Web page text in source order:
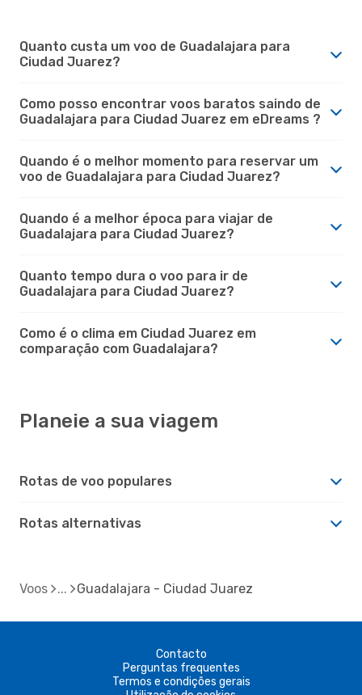
Quanto custa um voo de Guadalajara para
Ciudad Juarez?
Como posso encontrar voos baratos saindo de
Guadalajara para Ciudad Juarez em eDreams ?
Quando é o melhor momento para reservar um
voo de Guadalajara para Ciudad Juarez?
Quando é a melhor época para viajar de
Guadalajara para Ciudad Juarez?
Quanto tempo dura o voo para ir de
Guadalajara para Ciudad Juarez?
Como é o clima em Ciudad Juarez em
comparação com Guadalajara?
Planeie a sua viagem
Rotas de voo populares
Rotas alternativas
Voos Guadalajara - Ciudad Juarez
Contacto
Perguntas frequentes
Termos e condições gerais